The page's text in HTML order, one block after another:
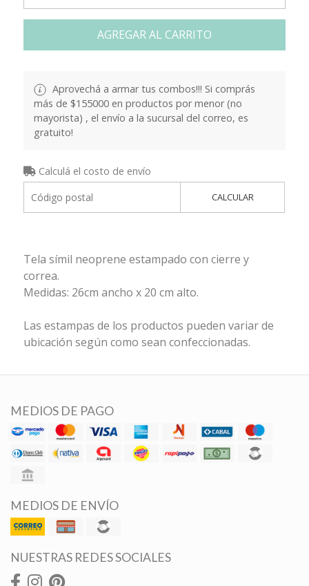
AGREGAR AL CARRITO
Aprovechá a armar tus combos!!! Si comprás
más de $155000 en productos por menor (no
mayorista) , el envío a la sucursal del correo, es
gratuito!
Calculá el costo de envío
CALCULAR
Tela símil neoprene estampado con cierre y
correa.
Medidas: 26cm ancho x 20 cm alto.
Las estampas de los productos pueden variar de
ubicación según como sean confeccionadas.
MEDIOS DE PAGO
MEDIOS DE ENVÍO
NUESTRAS REDES SOCIALES